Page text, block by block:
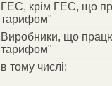
ГЕС, крім ГЕС, що
тарифом"
Виробники, що
тарифом"
в тому числі: